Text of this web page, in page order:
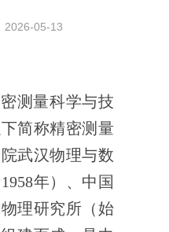
05-13
测量科学与技
简称精密测量
武汉物理与数
1958年）、中国
理研究所（始